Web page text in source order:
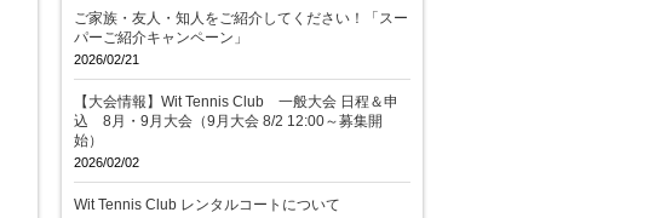
ご家族・友人・知人をご紹介してください！「スー
パーご紹介キャンペーン」
2026/02/21
【大会情報】Wit Tennis Club 一般大会 日程＆申
込 8月・9月大会（9月大会 8/2 12:00～募集開
始）
2026/02/02
Wit Tennis Club レンタルコートについて